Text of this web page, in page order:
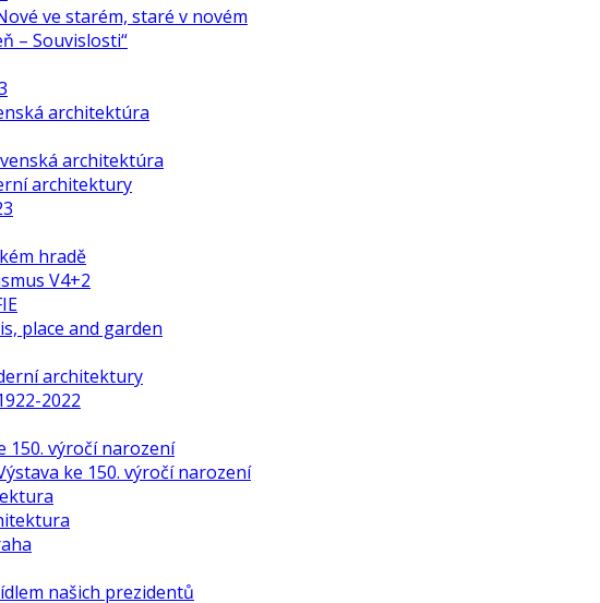
ve starém, staré v novém
– Souvislosti“
architektúra
architektúra
architektury
hradě
V4+2
place and garden
architektury
2022
150. výročí narození
ke 150. výročí narození
našich prezidentů